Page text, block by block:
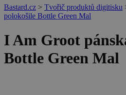
Bastard.cz > Tvořič produktů digitisku
polokošile Bottle Green Mal
I Am Groot
Bottle Green Mal